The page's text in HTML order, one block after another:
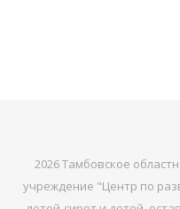
2026 Тамбовское
учреждение "Центр по